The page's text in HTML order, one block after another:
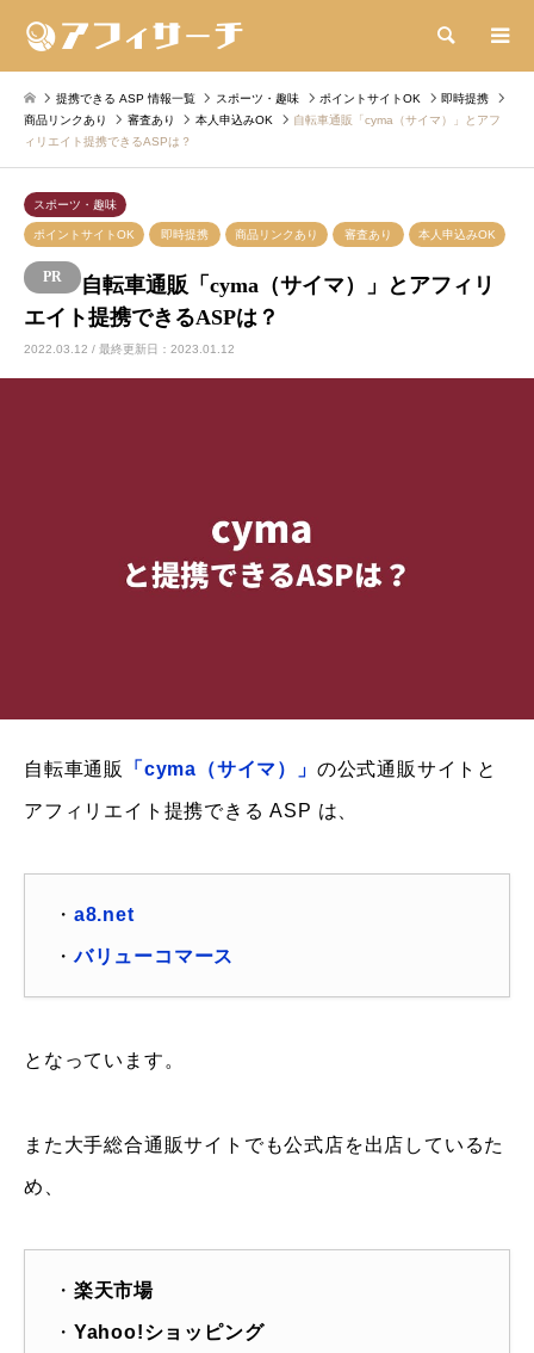
検索
提携できる ASP 情報一覧 スポーツ・趣味 ポイントサイトOK
即時提携
商品リンクあり
審査あり 本人申込みOK
自転車通販「cyma（サイマ）」とアフ
ィリエイト提携できるASPは？
スポーツ・趣味
ポイントサイトOK 即時提携 商品リンクあり 審査あり 本人申込みOK
自転車通販「cyma（サイマ）」とアフィリ
エイト提携できるASPは？
2022.03.12 / 最終更新日：2023.01.12
自転車通販 「cyma（サイマ）」 の公式通販サイトと
アフィリエイト提携できる ASP は、
・ a8.net
・バリューコマース
となっています。
また大手総合通販サイトでも公式店を出店しているた
め、
・ 楽天市場
・ Yahoo!ショッピング